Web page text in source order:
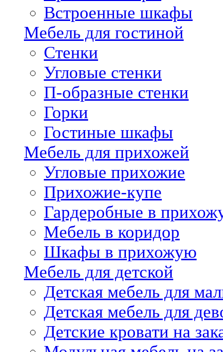
Встроенные шкафы
Мебель для гостиной
Стенки
Угловые стенки
П-образные стенки
Горки
Гостиные шкафы
Мебель для прихожей
Угловые прихожие
Прихожие-купе
Гардеробные в
Мебель в коридор
Шкафы в прихожую
Мебель для детской
Детская мебель для
Детская мебель для
Детские кровати на